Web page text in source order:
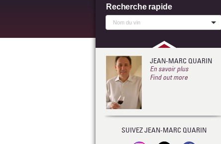
Recherche rapide
JEAN-MARC QUARIN
En savoir plus
Find out more
SUIVEZ JEAN-MARC QUARIN